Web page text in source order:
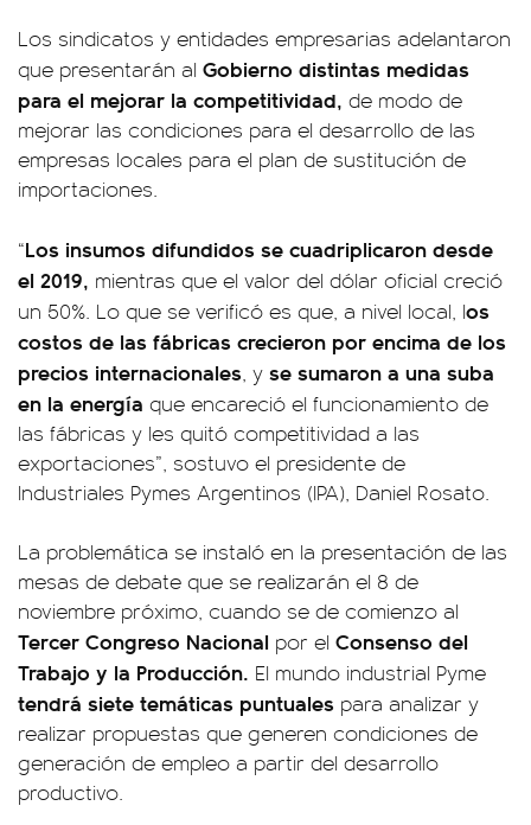
Los sindicatos y entidades empresarias adelantaron
que presentarán al Gobierno distintas medidas
para el mejorar la competitividad, de modo de
mejorar las condiciones para el desarrollo de las
empresas locales para el plan de sustitución de
importaciones.
“Los insumos difundidos se cuadriplicaron desde
el 2019, mientras que el valor del dólar oficial creció
un 50%. Lo que se verificó es que, a nivel local, los
costos de las fábricas crecieron por encima de los
precios internacionales, y se sumaron a una suba
en la energía que encareció el funcionamiento de
las fábricas y les quitó competitividad a las
exportaciones”, sostuvo el presidente de
Industriales Pymes Argentinos (IPA), Daniel Rosato.
La problemática se instaló en la presentación de las
mesas de debate que se realizarán el 8 de
noviembre próximo, cuando se de comienzo al
Tercer Congreso Nacional por el Consenso del
Trabajo y la Producción. El mundo industrial Pyme
tendrá siete temáticas puntuales para analizar y
realizar propuestas que generen condiciones de
generación de empleo a partir del desarrollo
productivo.